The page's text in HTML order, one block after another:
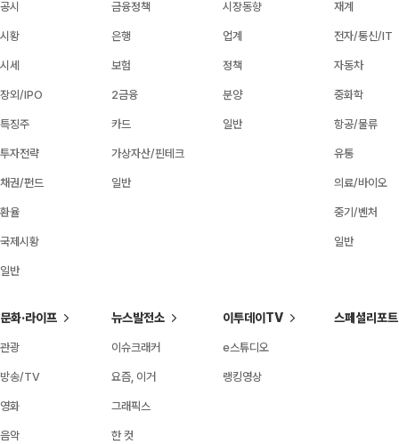
공시
시황
시세
장외/IPO
특징주
투자전략
채권/펀드
환율
국제시황
일반
금융정책
은행
보험
2금융
카드
가상자산/핀테크
일반
시장동향
업계
정책
분양
일반
재계
전자/통신/IT
자동차
중화학
항공/물류
유통
의료/바이오
중기/벤처
일반
문화·라이프
관광
방송/TV
영화
음악
뉴스발전소
이슈크래커
요즘, 이거
그래픽스
한 컷
이투데이TV
e스튜디오
랭킹영상
스페셜리포트